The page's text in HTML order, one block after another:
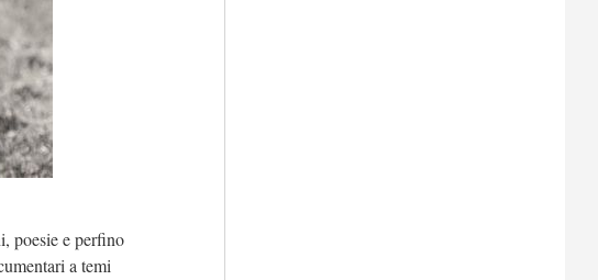
poesie e perfino
a temi